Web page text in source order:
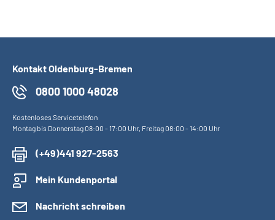
Kontakt Oldenburg-Bremen
0800 1000 48028
Kostenloses Servicetelefon
Montag bis Donnerstag 08:00 - 17:00 Uhr, Freitag 08:00 - 14:00 Uhr
(+49)441 927-2563
Mein Kundenportal
Nachricht schreiben